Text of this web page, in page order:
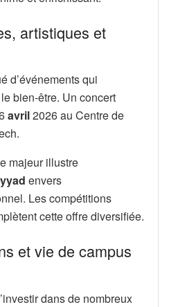
artistiques et
d’événements qui
bien-être. Un concert
avril2026 au Centre de
majeur illustre
envers
Les compétitions
cette offre diversifiée.
et vie de campus
dans de nombreux